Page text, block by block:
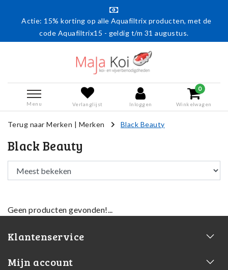
Actie: 15% korting op alle Aquafiltrix producten, met de
code Aquafiltrix15 - geldig t/m 31 augustus.
Menu Verlanglijst Inloggen
0
Winkelwagen
Terug naar Merken | Merken Black Beauty
Black Beauty
Geen producten gevonden!...
Klantenservice
Mijn account